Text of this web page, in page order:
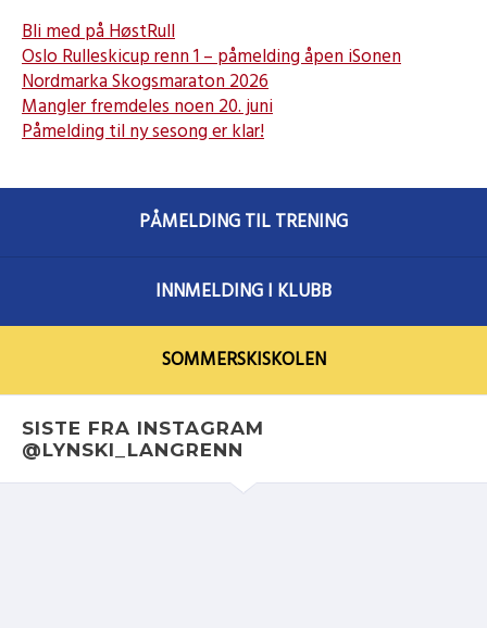
Bli med på HøstRull
Oslo Rulleskicup renn 1 – påmelding åpen iSonen
Nordmarka Skogsmaraton 2026
Mangler fremdeles noen 20. juni
Påmelding til ny sesong er klar!
PÅMELDING TIL TRENING
INNMELDING I KLUBB
SOMMERSKISKOLEN
SISTE FRA INSTAGRAM
@LYNSKI_LANGRENN